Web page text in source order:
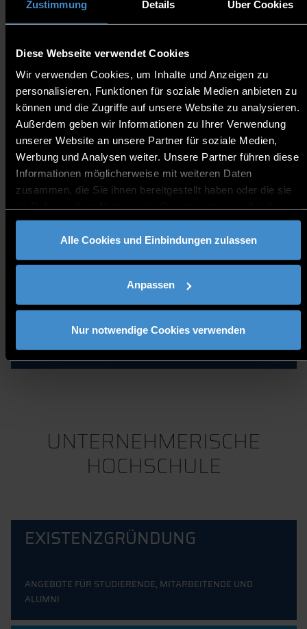
Zustimmung Details Über Cookies
Diese Webseite verwendet Cookies
Wir verwenden Cookies, um Inhalte und Anzeigen zu
personalisieren, Funktionen für soziale Medien anbieten zu
können und die Zugriffe auf unsere Website zu analysieren.
Außerdem geben wir Informationen zu Ihrer Verwendung
unserer Website an unsere Partner für soziale Medien,
Werbung und Analysen weiter. Unsere Partner führen diese
Informationen möglicherweise mit weiteren Daten
zusammen, die Sie ihnen bereitgestellt haben oder die sie
Alle Cookies und Einbindungen zulassen
Anpassen
Nur notwendige Cookies verwenden
INFOS & KOOPERATIONS-
MÖGLICHKEITEN
INTERNATIONALE
KOOPERATIONEN &
TÄTIGKEITEN
WISSENSCHAFT FÜR DIE
WIRTSCHAFT
UNTERNEHMERISCHE
HOCHSCHULE
EXISTENZGRÜNDUNG
ANGEBOTE FÜR STUDIERENDE, MITARBEITENDE UND
ALUMNI